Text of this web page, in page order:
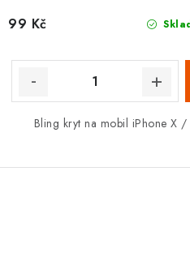
99 Kč
Bling kryt na mobil iPhone X